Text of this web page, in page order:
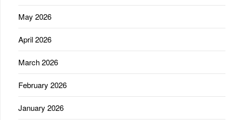
May 2026
April 2026
March 2026
February 2026
January 2026